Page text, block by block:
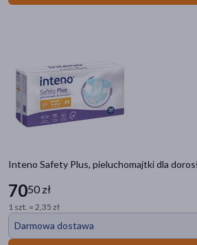
Inteno Safety Plus, pieluchomajtki dla
7050 zł
1 szt. = 2,35 zł
Darmowa dostawa